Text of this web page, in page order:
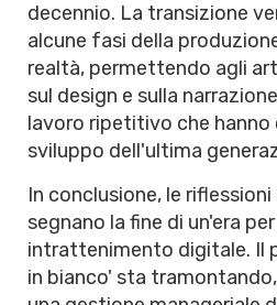
decennio. La transizione
alcune fasi della
realtà, permettendo agli
sul design e sulla
lavoro ripetitivo che
sviluppo dell'ultima
In conclusione, le riflessioni
segnano la fine di un'era
intrattenimento digitale. Il
in bianco' sta